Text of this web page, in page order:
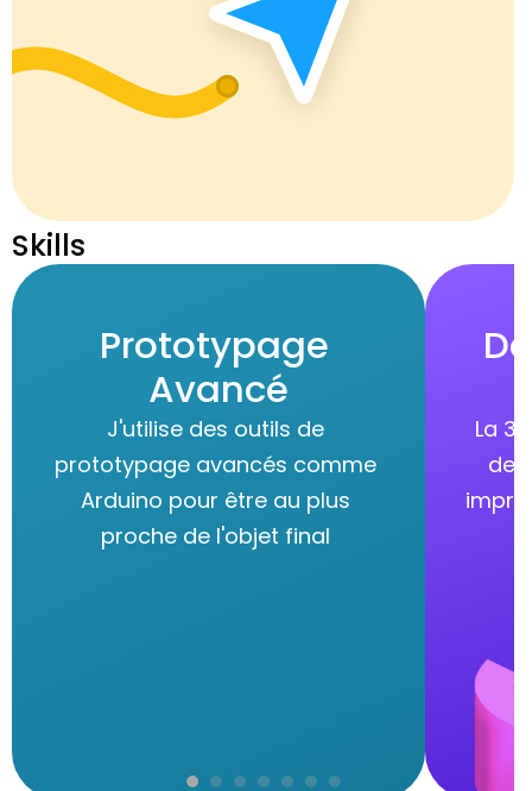
Skills
J'utilise des outils de
prototypage avancés comme
Arduino pour être au plus
proche de l'objet final
Prototypage
Avancé
La